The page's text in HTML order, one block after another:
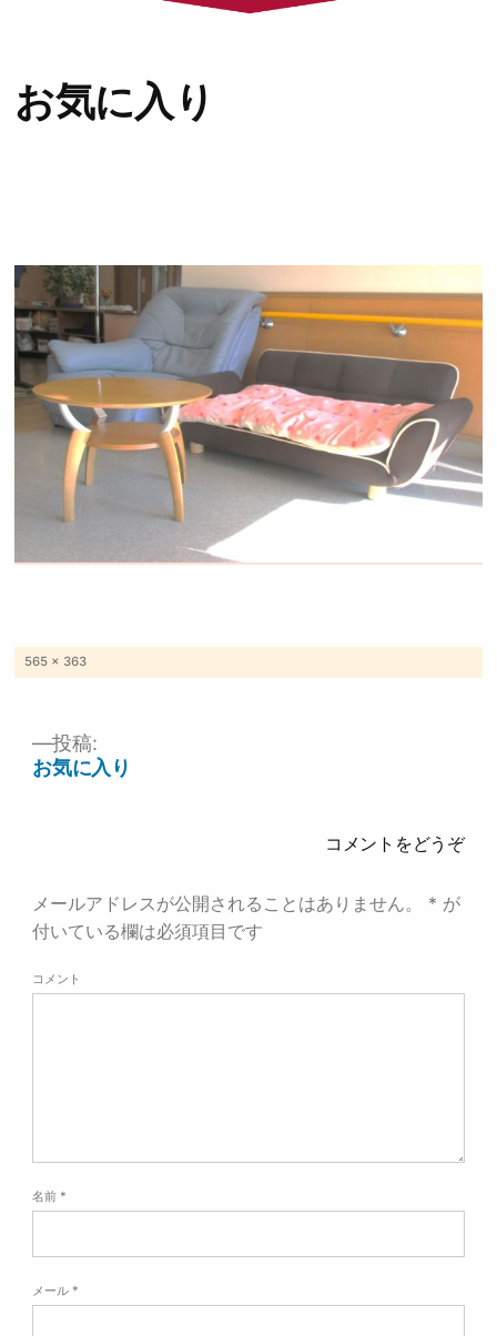
お気に入り
フ
565 × 363
投稿:
お気に入り
コメントをどうぞ
メールアドレスが公開されることはありません。 * が
付いている欄は必須項目です
コメント
名前 *
メール *